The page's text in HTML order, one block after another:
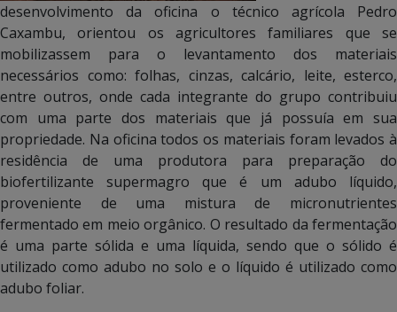
desenvolvimento da oficina o técnico agrícola Pedro
Caxambu, orientou os agricultores familiares que se
mobilizassem para o levantamento dos materiais
necessários como: folhas, cinzas, calcário, leite, esterco,
entre outros, onde cada integrante do grupo contribuiu
com uma parte dos materiais que já possuía em sua
propriedade. Na oficina todos os materiais foram levados à
residência de uma produtora para preparação do
biofertilizante supermagro que é um adubo líquido,
proveniente de uma mistura de micronutrientes
fermentado em meio orgânico. O resultado da fermentação
é uma parte sólida e uma líquida, sendo que o sólido é
utilizado como adubo no solo e o líquido é utilizado como
adubo foliar.